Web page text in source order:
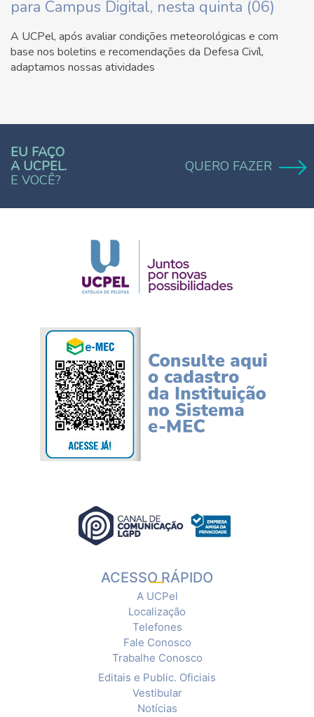
para Campus Digital, nesta quinta (06)
A UCPel, após avaliar condições meteorológicas e com
base nos boletins e recomendações da Defesa Civíl,
adaptamos nossas atividades
EU FAÇO
A UCPEL.
E VOCÊ?
QUERO FAZER
ACESSO RÁPIDO
A UCPel
Localização
Telefones
Fale Conosco
Trabalhe Conosco
Editais e Public. Oficiais
Vestibular
Notícias